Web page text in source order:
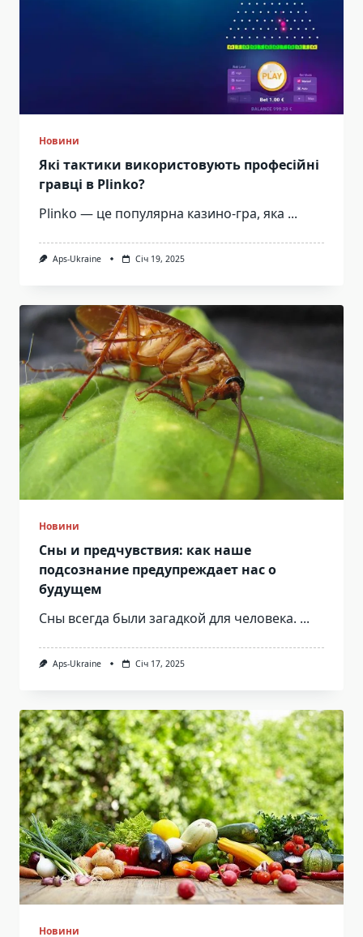
Новини
Які тактики використовують професійні
гравці в Plinko?
Plinko — це популярна казино-гра, яка ...
Aps-Ukraine Січ 19, 2025
Новини
Сны и предчувствия: как наше
подсознание предупреждает нас о
будущем
Сны всегда были загадкой для человека. ...
Aps-Ukraine Січ 17, 2025
Новини